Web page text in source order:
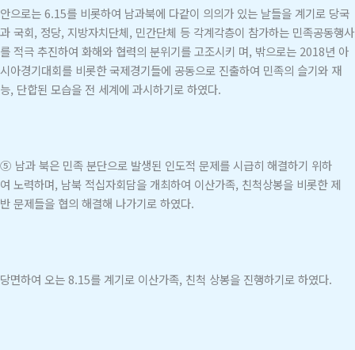
안으로는 6.15를 비롯하여 남과북에 다같이 의의가 있는 날들을 계기로 당국
과 국회, 정당, 지방자치단체, 민간단체 등 각계각층이 참가하는 민족공동행사
를 적극 추진하여 화해와 협력의 분위기를 고조시키 며, 밖으로는 2018년 아
시아경기대회를 비롯한 국제경기들에 공동으로 진출하여 민족의 슬기와 재
능, 단합된 모습을 전 세계에 과시하기로 하였다.
⑤ 남과 북은 민족 분단으로 발생된 인도적 문제를 시급히 해결하기 위하
여 노력하며, 남북 적십자회담을 개최하여 이산가족, 친척상봉을 비롯한 제
반 문제들을 협의 해결해 나가기로 하였다.
당면하여 오는 8.15를 계기로 이산가족, 친척 상봉을 진행하기로 하였다.